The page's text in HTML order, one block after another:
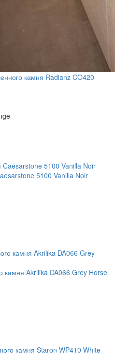
камня Radianz CO420
5100 Vanilla Noir
камня Akrilika DA066 Grey Horse